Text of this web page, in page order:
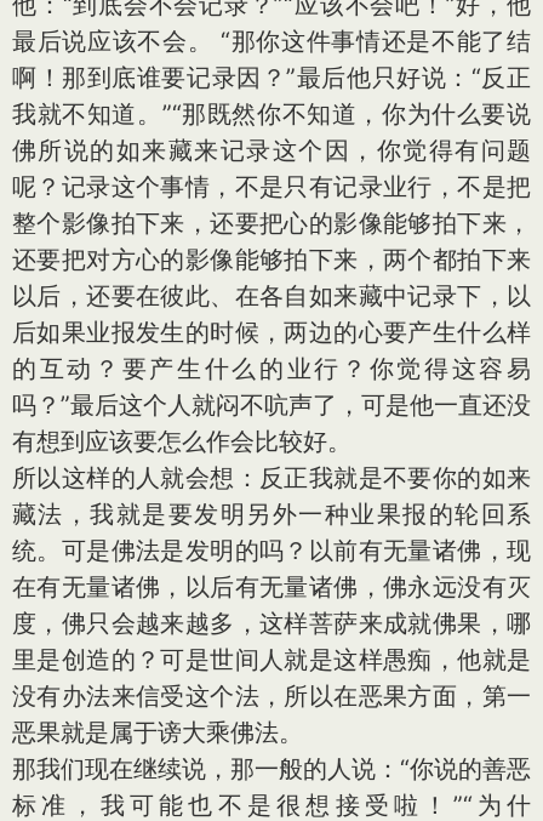
最后说应该不会。 “那你这件事情还是不能了结
啊！那到底谁要记录因？”最后他只好说：“反正
我就不知道。”“那既然你不知道，你为什么要说
佛所说的如来藏来记录这个因，你觉得有问题
呢？记录这个事情，不是只有记录业行，不是把
整个影像拍下来，还要把心的影像能够拍下来，
还要把对方心的影像能够拍下来，两个都拍下来
以后，还要在彼此、在各自如来藏中记录下，以
后如果业报发生的时候，两边的心要产生什么样
的互动？要产生什么的业行？你觉得这容易
吗？”最后这个人就闷不吭声了，可是他一直还没
有想到应该要怎么作会比较好。
所以这样的人就会想：反正我就是不要你的如来
藏法，我就是要发明另外一种业果报的轮回系
统。可是佛法是发明的吗？以前有无量诸佛，现
在有无量诸佛，以后有无量诸佛，佛永远没有灭
度，佛只会越来越多，这样菩萨来成就佛果，哪
里是创造的？可是世间人就是这样愚痴，他就是
没有办法来信受这个法，所以在恶果方面，第一
恶果就是属于谤大乘佛法。
那我们现在继续说，那一般的人说：“你说的善恶
标准，我可能也不是很想接受啦！”“为什